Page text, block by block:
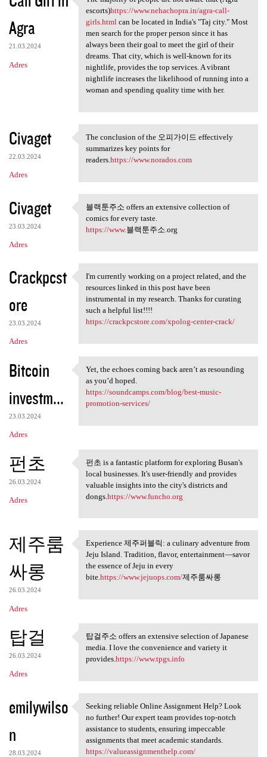
Agra
21.03.2024
Adres
The majority of people are
escorts)https://www.nehachopra.in/agra-call-
girls.htmlcan be located in India's "Taj city." Most
men search for the proper person since it has
always been their goal to meet the girl of their
dreams. That city, which is well-known for its
nightlife, provides the top services. A vibrant
nightlife increases the likelihood of running into a
woman and spending quality time with her.
Civaget
22.03.2024
Adres
The conclusion of the 오피가이드
The conclusion of the 오피가이드 effectively
summarizes key points for
readers. https://www.norados.com
Civaget
23.03.2024
Adres
블랙툰주소 offers an extensive
블랙툰주소 offers an extensive collection of
comics for every taste.
https://www.블랙툰주소.org
Crackpcst
ore
23.03.2024
Adres
I'm currently working on a
I'm currently working on a project related, and the
resources linked in this post have been
instrumental in my research. Thanks for curating
such a helpful list!!!!
https://crackpcstore.com/xpolog-center-crack/
Bitcoin
investm...
23.03.2024
Adres
Yet, the echoes coming back
Yet, the echoes coming back aren’t as resounding
as you’d hoped.
https://soundcamps.com/blog/best-music-
promotion-services/
펀초
26.03.2024
Adres
펀초 is a fantastic platform
펀초 is a fantastic platform for exploring Busan's
local businesses. It's user-friendly and provides
valuable insights into the city's districts and
dongs. https://www.funcho.org
제주룸
싸롱
26.03.2024
Adres
Experience 제주퍼블릭: a culinary
Experience 제주퍼블릭: a culinary adventure from
Jeju Island. Tradition, flavor, entertainment—savor
the essence of Jeju in every
bite.https://www.jejuops.com/제주룸싸롱
탑걸
26.03.2024
Adres
탑걸주소 offers an extensive
탑걸주소 offers an extensive selection of Japanese
media. I love the convenience and variety it
provides.https://www.tpgs.info
emilywilso
n
28.03.2024
Seeking reliable Online
Seeking reliable Online Assignment Help? Look
no further! Our expert team provides top-notch
assistance to students, ensuring impeccable
assignments that meet academic standards.
https://valueassignmenthelp.com/